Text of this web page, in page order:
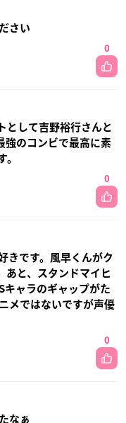
さい
0
として吉野裕行さんと
のコンビで最高に素
。
0
きです。風早くんがク
あと、スタンドマイヒ
キャラのギャップがた
メではないですが声優
0
なぁ